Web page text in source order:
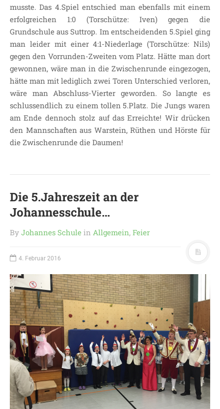
SCHULPROGRAMM
OFFENE
GANZTAGSGRUNDSCHULE
KONTAKT
OGGS DOWNLOADS
SCHULPFLEGSCHAFT
FÖRDERVEREIN
KOOPERATIONEN
LINKS
DATENSCHUTZERKLÄRUNG
musste. Das 4.Spiel entschied man ebenfalls mit einem
erfolgreichen 1:0 (Torschütze: Iven) gegen die
Grundschule aus Suttrop. Im entscheidenden 5.Spiel ging
man leider mit einer 4:1-Niederlage (Torschütze: Nils)
gegen den Vorrunden-Zweiten vom Platz. Hätte man dort
gewonnen, wäre man in die Zwischenrunde eingezogen,
hätte man mit lediglich zwei Toren Unterschied verloren,
wäre man Abschluss-Vierter geworden. So langte es
schlussendlich zu einem tollen 5.Platz. Die Jungs waren
am Ende dennoch stolz auf das Erreichte! Wir drücken
den Mannschaften aus Warstein, Rüthen und Hörste für
die Zwischenrunde die Daumen!
Die 5.Jahreszeit an der
Johannesschule…
By Johannes Schule in Allgemein, Feier
4. Februar 2016